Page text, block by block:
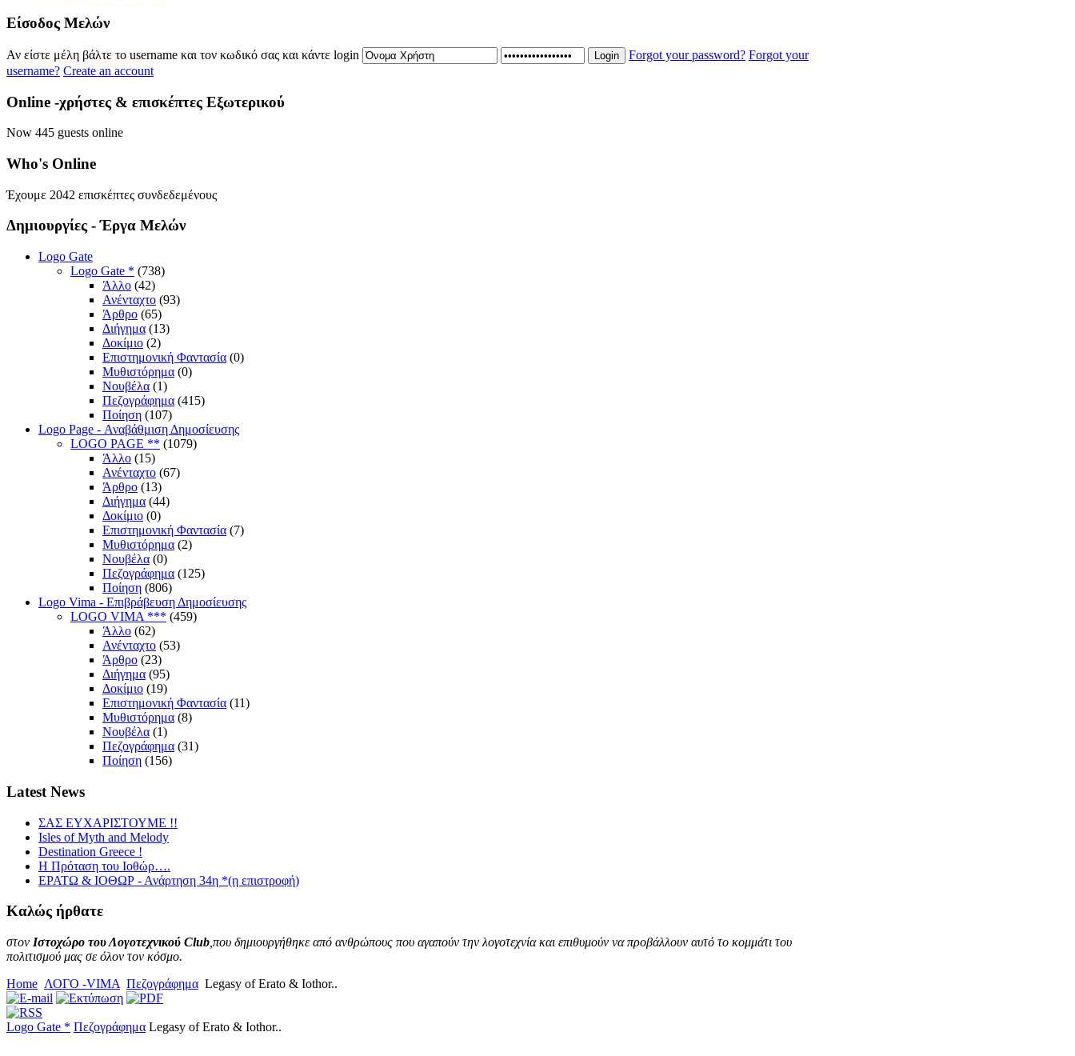
Eίσοδος Μελών
Αν είστε μέλη βάλτε το username και τον κωδικό σας και κάντε login Login Forgot your password? Forgot your
username? Create an account
Online -χρήστες & επισκέπτες Εξωτερικού
Now 445 guests online
Who's Online
Έχουμε 2042 επισκέπτες συνδεδεμένους
Δημιουργίες - Έργα Μελών
Logo Gate
Logo Gate * (738)
Άλλο (42)
Ανένταχτο (93)
Άρθρο (65)
Διήγημα (13)
Δοκίμιο (2)
Επιστημονική Φαντασία (0)
Μυθιστόρημα (0)
Νουβέλα (1)
Πεζογράφημα (415)
Ποίηση (107)
Logo Page - Αναβάθμιση Δημοσίευσης
LOGO PAGE ** (1079)
Άλλο (15)
Ανένταχτο (67)
Άρθρο (13)
Διήγημα (44)
Δοκίμιο (0)
Επιστημονική Φαντασία (7)
Μυθιστόρημα (2)
Νουβέλα (0)
Πεζογράφημα (125)
Ποίηση (806)
Logo Vima - Επιβράβευση Δημοσίευσης
LOGO VIMA *** (459)
Άλλο (62)
Ανένταχτο (53)
Άρθρο (23)
Διήγημα (95)
Δοκίμιο (19)
Επιστημονική Φαντασία (11)
Μυθιστόρημα (8)
Νουβέλα (1)
Πεζογράφημα (31)
Ποίηση (156)
Latest News
ΣΑΣ ΕΥΧΑΡΙΣΤΟΥΜΕ !!
Isles of Myth and Melody
Destination Greece !
Η Πρόταση του Ιοθώρ….
ΕΡΑΤΩ & ΙΟΘΩΡ - Ανάρτηση 34η *(η επιστροφή)
Καλώς ήρθατε
στον Ιστοχώρο του Λογοτεχνικού Club ,που δημιουργήθηκε από ανθρώπους που αγαπούν την λογοτεχνία και επιθυμούν να προβάλλουν αυτό το κομμάτι του
πολιτισμού μας σε όλον τον κόσμο.
Home ΛΟΓΟ -VIMA Πεζογράφημα Legasy of Erato & Iothor..
Logo Gate * Πεζογράφημα Legasy of Erato & Iothor..